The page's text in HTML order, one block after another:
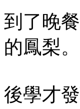
到了晚
的鳳梨。
後學才